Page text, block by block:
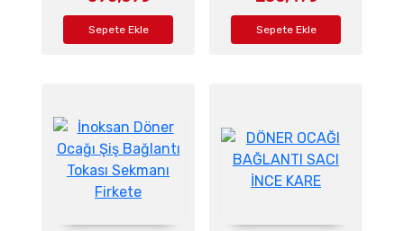
Sepete Ekle Sepete Ekle